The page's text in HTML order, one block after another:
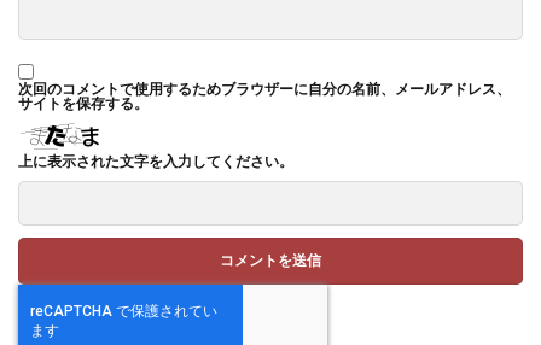
次回のコメントで使用するためブラウザーに自分の名前、メールアドレス、
サイトを保存する。
上に表示された文字を入力してください。